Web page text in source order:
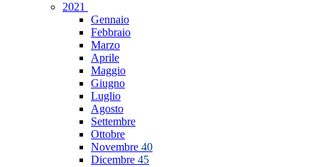
2021
Gennaio
Febbraio
Marzo
Aprile
Maggio
Giugno
Luglio
Agosto
Settembre
Ottobre
Novembre 40
Dicembre 45